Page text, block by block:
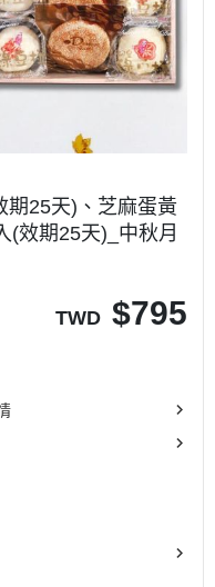
期25天)、芝麻蛋黃
(效期25天)_中秋月
TWD $795